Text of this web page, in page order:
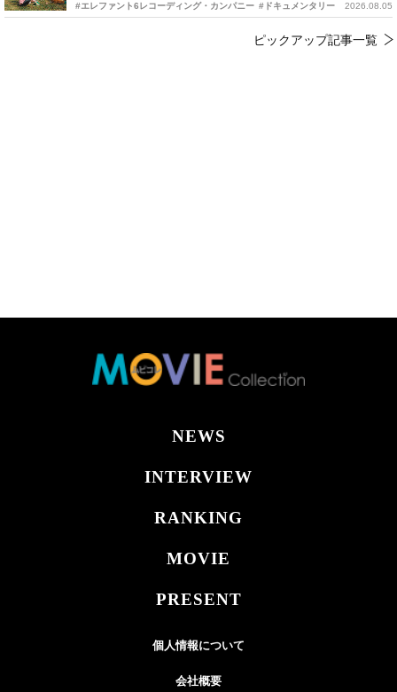
#エレファント6レコーディング・カンパニー #ドキュメンタリー 2026.08.05
ピックアップ記事一覧
NEWS
INTERVIEW
RANKING
MOVIE
PRESENT
個人情報について
会社概要